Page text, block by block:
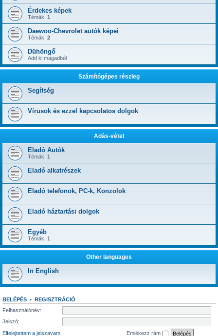
Érdekes képek
Témák: 1
Daewoo-Chevrolet autók képei
Témák: 2
Dühöngő
Add ki magadból
Számítógépes részleg
Segítség
Vírusok és ezzel kapcsolatos dolgok
Adás-vétel
Eladó Autók
Témák: 1
Eladó alkatrészek
Eladó telefonok, PC-k, Konzolok
Eladó háztartási dolgok
Egyéb
Témák: 1
Other languages
In English
BELÉPÉS • REGISZTRÁCIÓ
Felhasználónév:
Jelszó:
Elfelejtettem a jelszavam
Emlékezz rám